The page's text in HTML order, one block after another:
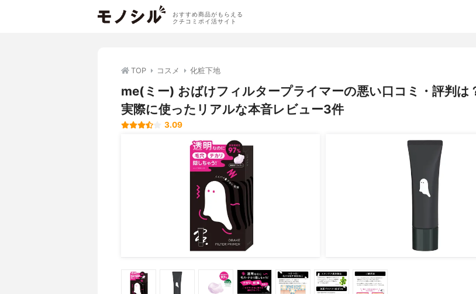
おすすめ商品がもらえる
クチコミポイ活サイト
TOP コスメ 化粧下地
me(ミー) おばけフィルタープライマーの悪い口コミ・評判は
実際に使ったリアルな本音レビュー3件
3.09